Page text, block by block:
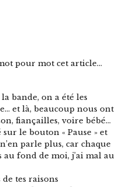
pour mot cet article…
bande, on a été les
et là, beaucoup nous ont
fiançailles, voire bébé…
sur le bouton « Pause » et
parle plus, car chaque
au fond de moi, j’ai mal au
tes raisons